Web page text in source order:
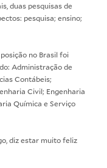
duas pesquisas de
pesquisa; ensino;
no Brasil foi
Administração de
Contábeis;
Civil; Engenharia
Química e Serviço
diz estar muito feliz